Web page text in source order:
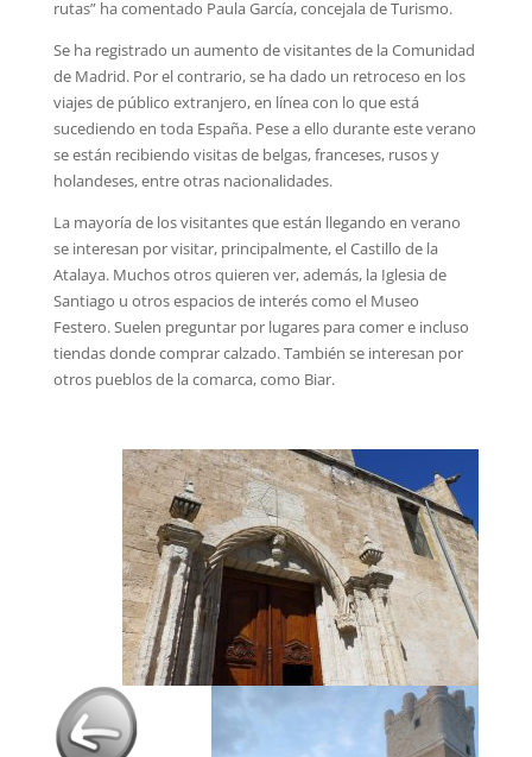
rutas” ha comentado Paula García, concejala de Turismo.
Se ha registrado un aumento de visitantes de la Comunidad
de Madrid. Por el contrario, se ha dado un retroceso en los
viajes de público extranjero, en línea con lo que está
sucediendo en toda España. Pese a ello durante este verano
se están recibiendo visitas de belgas, franceses, rusos y
holandeses, entre otras nacionalidades.
La mayoría de los visitantes que están llegando en verano
se interesan por visitar, principalmente, el Castillo de la
Atalaya. Muchos otros quieren ver, además, la Iglesia de
Santiago u otros espacios de interés como el Museo
Festero. Suelen preguntar por lugares para comer e incluso
tiendas donde comprar calzado. También se interesan por
otros pueblos de la comarca, como Biar.